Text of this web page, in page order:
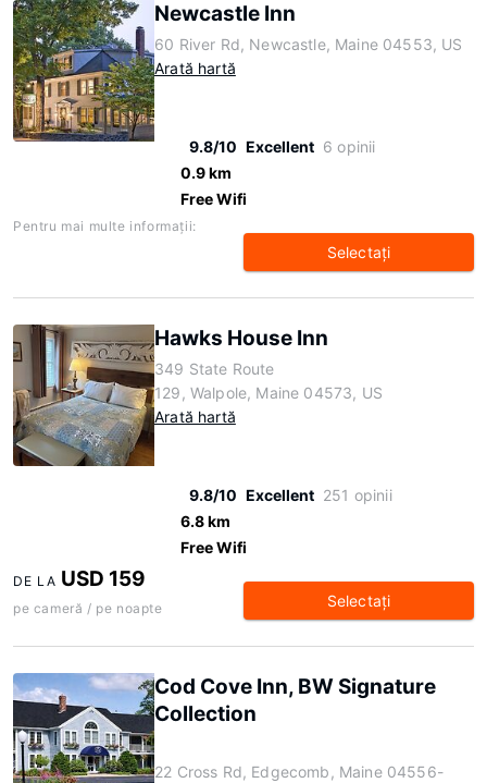
Newcastle Inn
60 River Rd, Newcastle, Maine 04553, US
Arată hartă
9.8/10 Excellent 6 opinii
0.9 km
Free Wifi
Pentru mai multe informaţii:
Selectaţi
Hawks House Inn
349 State Route
129, Walpole, Maine 04573, US
Arată hartă
9.8/10 Excellent 251 opinii
6.8 km
Free Wifi
DE LA USD 159
pe cameră / pe noapte Selectaţi
Cod Cove Inn, BW Signature
Collection
22 Cross Rd, Edgecomb, Maine 04556-